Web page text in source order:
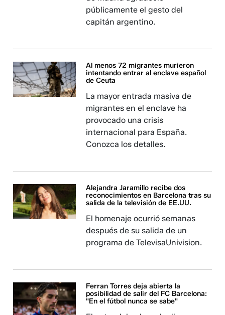
públicamente el gesto del
capitán argentino.
Al menos 72 migrantes murieron
intentando entrar al enclave español
de Ceuta
La mayor entrada masiva de
migrantes en el enclave ha
provocado una crisis
internacional para España.
Conozca los detalles.
Alejandra Jaramillo recibe dos
reconocimientos en Barcelona tras su
salida de la televisión de EE.UU.
El homenaje ocurrió semanas
después de su salida de un
programa de TelevisaUnivision.
Ferran Torres deja abierta la
posibilidad de salir del FC Barcelona:
"En el fútbol nunca se sabe"